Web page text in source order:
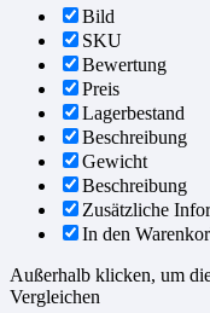
Bild
SKU
Bewertung
Preis
Lagerbestand
Beschreibung
Gewicht
Beschreibung
Zusätzliche
In den
Außerhalb klicken, um
Vergleichen